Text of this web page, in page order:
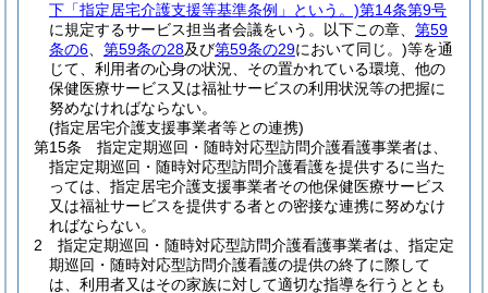
下「指定居宅介護支援等基準条例」という。)第14条第9号
に規定するサービス担当者会議をいう。以下この章、 第59
条の6
第59条の28及び第59条の29において同じ。)等を通
じて、利用者の心身の状況、その置かれている環境、他の
保健医療サービス又は福祉サービスの利用状況等の把握に
努めなければならない。
(指定居宅介護支援事業者等との連携)
第15条
指定定期巡回・随時対応型訪問介護看護事業者は、
指定定期巡回・随時対応型訪問介護看護を提供するに当た
っては、指定居宅介護支援事業者その他保健医療サービス
又は福祉サービスを提供する者との密接な連携に努めなけ
ればならない。
2
指定定期巡回・随時対応型訪問介護看護事業者は、指定定
期巡回・随時対応型訪問介護看護の提供の終了に際して
は、利用者又はその家族に対して適切な指導を行うととも